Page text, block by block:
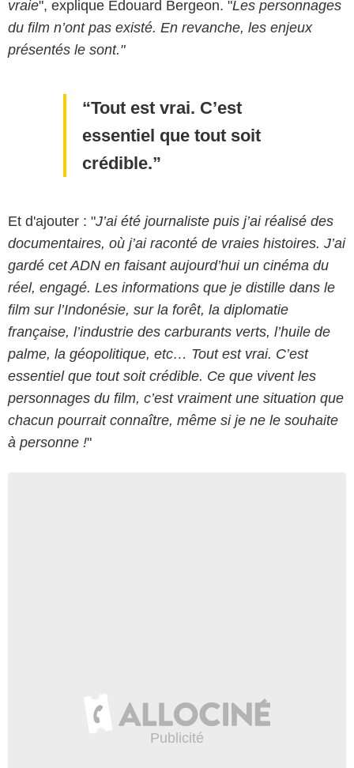
vraie", explique Edouard Bergeon. "Les personnages
du film n’ont pas existé. En revanche, les enjeux
présentés le sont."
Tout est vrai. C’est
essentiel que tout soit
crédible.
Et d'ajouter : "J’ai été journaliste puis j’ai réalisé des
documentaires, où j’ai raconté de vraies histoires. J’ai
gardé cet ADN en faisant aujourd’hui un cinéma du
réel, engagé. Les informations que je distille dans le
film sur l’Indonésie, sur la forêt, la diplomatie
française, l’industrie des carburants verts, l’huile de
palme, la géopolitique, etc… Tout est vrai. C’est
essentiel que tout soit crédible. Ce que vivent les
personnages du film, c’est vraiment une situation que
chacun pourrait connaître, même si je ne le souhaite
à personne !"